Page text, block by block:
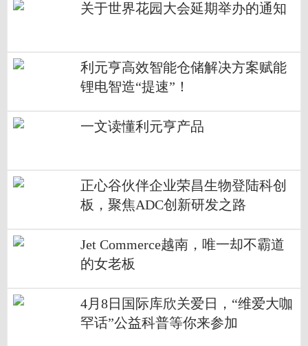
关于世界花园大会延期举办的通知
利元亨高效智能仓储解决方案赋能
锂电智造“提速”！
一文读懂利元亨产品
正心谷伙伴企业荣昌生物登陆科创
板，聚焦ADC创新研发之路
Jet Commerce越南，唯一却不霸道
的女老板
4月8日国际库欣关爱日，“维爱大咖
罕话”公益科普等你来参加